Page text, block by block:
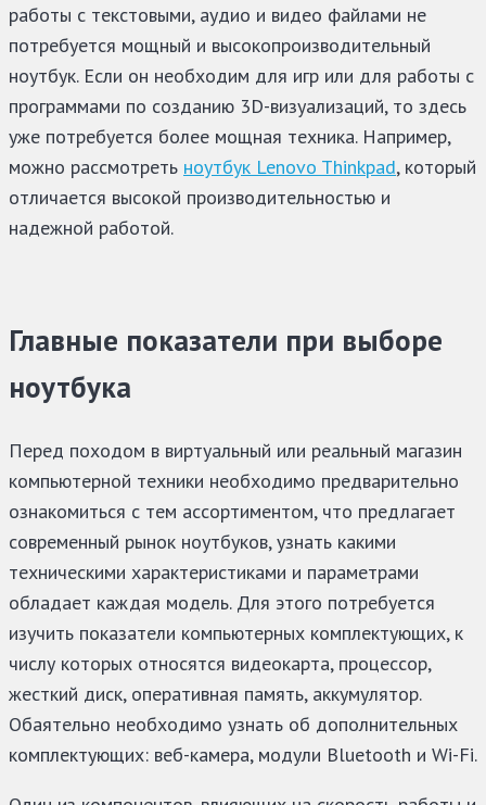
работы с текстовыми, аудио и видео файлами не
потребуется мощный и высокопроизводительный
ноутбук. Если он необходим для игр или для работы с
программами по созданию 3D-визуализаций, то здесь
уже потребуется более мощная техника. Например,
можно рассмотреть ноутбук Lenovo Thinkpad, который
отличается высокой производительностью и
надежной работой.
Главные показатели при выборе
ноутбука
Перед походом в виртуальный или реальный магазин
компьютерной техники необходимо предварительно
ознакомиться с тем ассортиментом, что предлагает
современный рынок ноутбуков, узнать какими
техническими характеристиками и параметрами
обладает каждая модель. Для этого потребуется
изучить показатели компьютерных комплектующих, к
числу которых относятся видеокарта, процессор,
жесткий диск, оперативная память, аккумулятор.
Обаятельно необходимо узнать об дополнительных
комплектующих: веб-камера, модули Bluetooth и Wi-Fi.